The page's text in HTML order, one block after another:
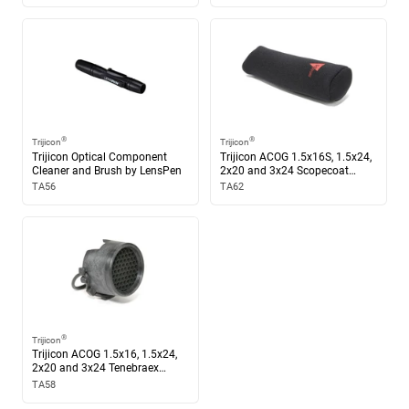
Batterifri belysning
Användningsområde
Balanserat synfält för tydlig målbild
Ögonavstånd
Mycket generöst ögonavstånd – tryggt även med
Trijicon®
Trijicon Optical Component
Cleaner and Brush by LensPen
TA56
Trijicon®
Trijicon ACOG 1.5x16S, 1.5x24,
2x20 and 3x24 Scopecoat
Cover
TA62
Trijicon®
Trijicon ACOG 1.5x16, 1.5x24,
2x20 and 3x24 Tenebraex
killFLASH Anti-Reflection Device
TA58